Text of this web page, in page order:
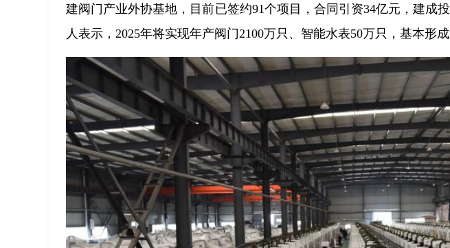
建阀门产业外协基地，目前已签约91个项目，合同引资34亿元，建成
人表示，2025年将实现年产阀门2100万只、智能水表50万只，基本形